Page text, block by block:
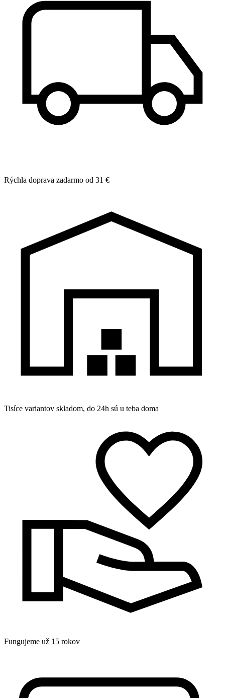
Rýchla doprava zadarmo od 31 €
Tisíce variantov skladom, do 24h sú u teba doma
Fungujeme už 15 rokov